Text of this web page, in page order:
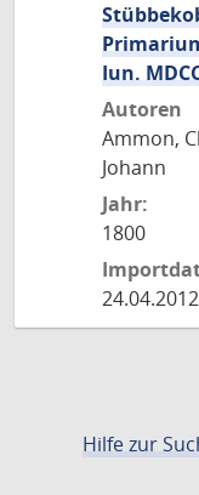
Iun.
Autoren
Ammon,
Johann
Jahr:
1800
24.04.2012
Hilfe zur